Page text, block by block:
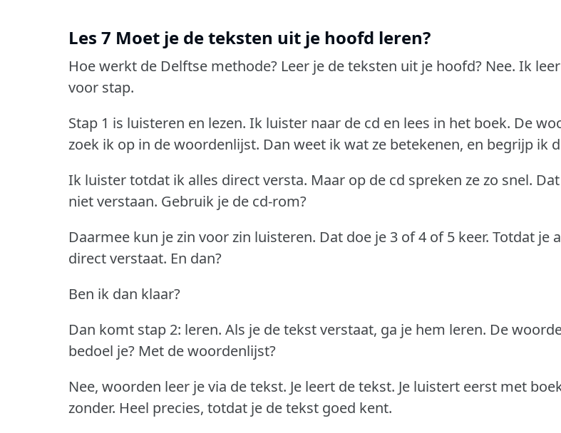
Les 7 Moet je de teksten uit je hoofd leren?
Hoe werkt de Delftse methode? Leer je de teksten uit je hoofd? Nee. Ik
voor stap.
Stap 1 is luisteren en lezen. Ik luister naar de cd en lees in het boek. De
zoek ik op in de woordenlijst. Dan weet ik wat ze betekenen, en begrijp ik
Ik luister totdat ik alles direct versta. Maar op de cd spreken ze zo snel.
niet verstaan. Gebruik je de cd-rom?
Daarmee kun je zin voor zin luisteren. Dat doe je 3 of 4 of 5 keer. Totdat je
direct verstaat. En dan?
Ben ik dan klaar?
Dan komt stap 2: leren. Als je de tekst verstaat, ga je hem leren. De
bedoel je? Met de woordenlijst?
Nee, woorden leer je via de tekst. Je leert de tekst. Je luistert eerst met
zonder. Heel precies, totdat je de tekst goed kent.